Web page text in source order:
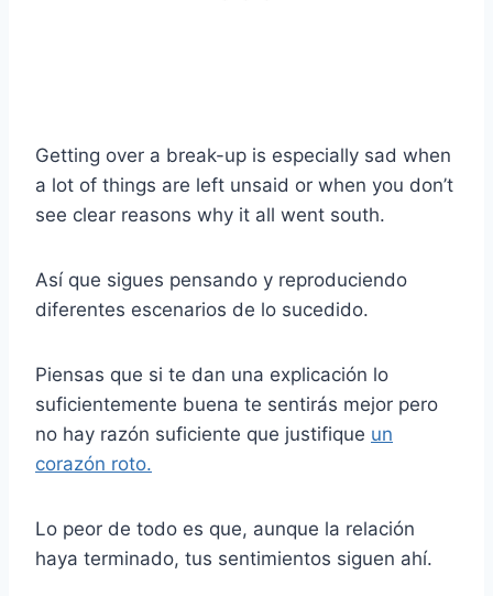
Getting over a break-up is especially sad when
a lot of things are left unsaid or when you don’t
see clear reasons why it all went south.
Así que sigues pensando y reproduciendo
diferentes escenarios de lo sucedido.
Piensas que si te dan una explicación lo
suficientemente buena te sentirás mejor pero
no hay razón suficiente que justifique un
corazón roto.
Lo peor de todo es que, aunque la relación
haya terminado, tus sentimientos siguen ahí.